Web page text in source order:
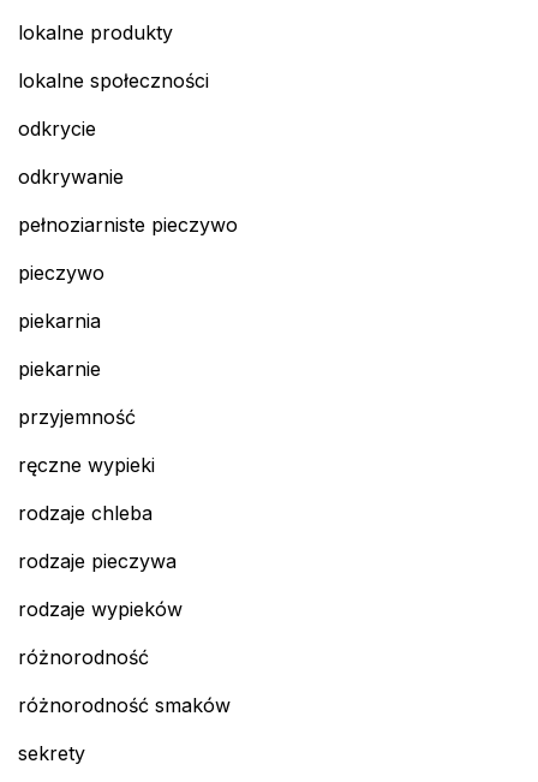
lokalne produkty
lokalne społeczności
odkrycie
odkrywanie
pełnoziarniste pieczywo
pieczywo
piekarnia
piekarnie
przyjemność
ręczne wypieki
rodzaje chleba
rodzaje pieczywa
rodzaje wypieków
różnorodność
różnorodność smaków
sekrety